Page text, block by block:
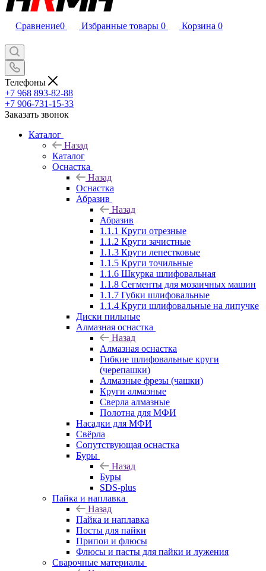
Сравнение0 Избранные товары 0 Корзина 0
Телефоны
+7 968 893-82-88
+7 906-731-15-33
Заказать звонок
Каталог
Назад
Каталог
Оснастка
Назад
Оснастка
Абразив
Назад
Абразив
1.1.1 Круги отрезные
1.1.2 Круги зачистные
1.1.3 Круги лепестковые
1.1.5 Круги точильные
1.1.6 Шкурка шлифовальная
1.1.8 Сегменты для мозаичных машин
1.1.7 Губки шлифовальные
1.1.4 Круги шлифовальные на липучке
Диски пильные
Алмазная оснастка
Назад
Алмазная оснастка
Гибкие шлифовальные круги
(черепашки)
Алмазные фрезы (чашки)
Круги алмазные
Сверла алмазные
Полотна для МФИ
Насадки для МФИ
Свёрла
Сопутствующая оснастка
Буры
Назад
Буры
SDS-plus
Пайка и наплавка
Назад
Пайка и наплавка
Посты для пайки
Припои и флюсы
Флюсы и пасты для пайки и лужения
Сварочные материалы